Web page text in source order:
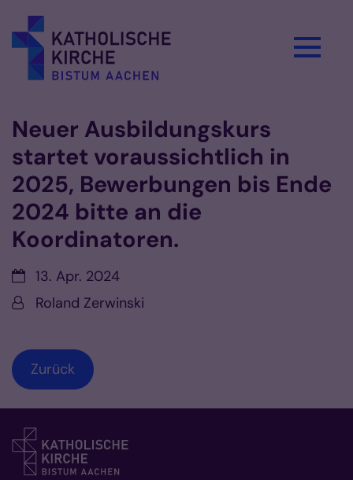
Neuer Ausbildungskurs
startet voraussichtlich in
2025, Bewerbungen bis Ende
2024 bitte an die
Koordinatoren.
Datum:13. Apr. 2024
Von:Roland Zerwinski
Zurück